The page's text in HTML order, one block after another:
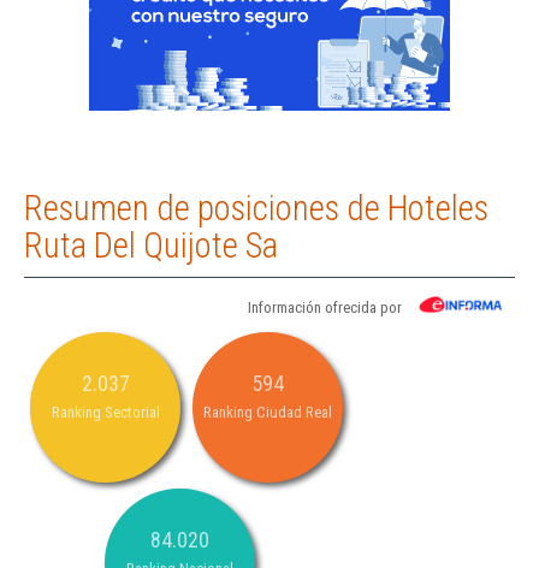
Resumen de posiciones de Hoteles
Ruta Del Quijote Sa
Información ofrecida por
2.037
Ranking Sectorial
594
Ranking Ciudad Real
84.020